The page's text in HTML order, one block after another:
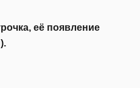
её появление